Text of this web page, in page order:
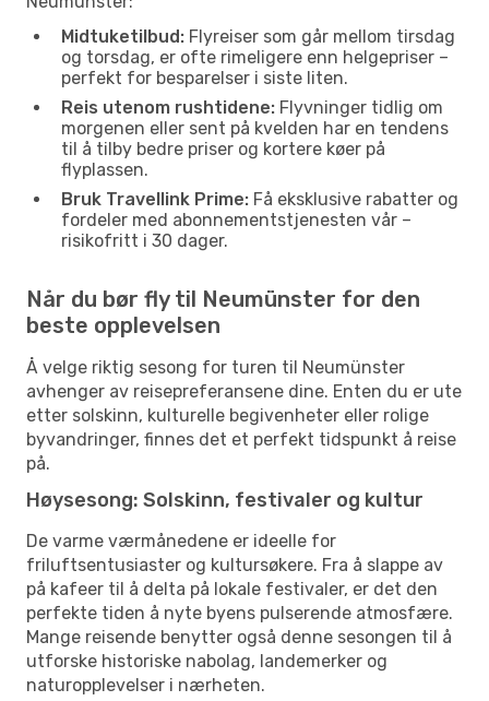
Midtuketilbud: Flyreiser som går mellom tirsdag
og torsdag, er ofte rimeligere enn helgepriser –
perfekt for besparelser i siste liten.
Reis utenom rushtidene: Flyvninger tidlig om
morgenen eller sent på kvelden har en tendens
til å tilby bedre priser og kortere køer på
flyplassen.
Bruk Travellink Prime: Få eksklusive rabatter og
fordeler med abonnementstjenesten vår –
risikofritt i 30 dager.
Når du bør fly til Neumünster for den
beste opplevelsen
Å velge riktig sesong for turen til Neumünster
avhenger av reisepreferansene dine. Enten du er ute
etter solskinn, kulturelle begivenheter eller rolige
byvandringer, finnes det et perfekt tidspunkt å reise
på.
Høysesong: Solskinn, festivaler og kultur
De varme værmånedene er ideelle for
friluftsentusiaster og kultursøkere. Fra å slappe av
på kafeer til å delta på lokale festivaler, er det den
perfekte tiden å nyte byens pulserende atmosfære.
Mange reisende benytter også denne sesongen til å
utforske historiske nabolag, landemerker og
naturopplevelser i nærheten.